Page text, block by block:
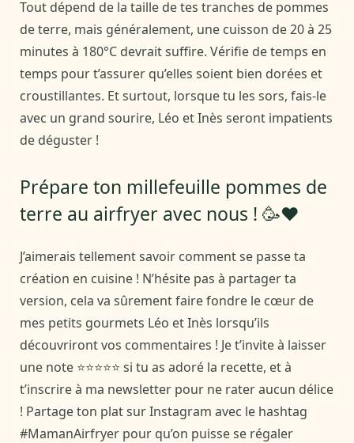
Tout dépend de la taille de tes tranches de pommes
de terre, mais généralement, une cuisson de 20 à 25
minutes à 180°C devrait suffire. Vérifie de temps en
temps pour t’assurer qu’elles soient bien dorées et
croustillantes. Et surtout, lorsque tu les sors, fais-le
avec un grand sourire, Léo et Inès seront impatients
de déguster !
Prépare ton millefeuille pommes de
terre au airfryer avec nous ! 🥳❤️
J’aimerais tellement savoir comment se passe ta
création en cuisine ! N’hésite pas à partager ta
version, cela va sûrement faire fondre le cœur de
mes petits gourmets Léo et Inès lorsqu’ils
découvriront vos commentaires ! Je t’invite à laisser
une note ⭐⭐⭐⭐⭐ si tu as adoré la recette, et à
t’inscrire à ma newsletter pour ne rater aucun délice
! Partage ton plat sur Instagram avec le hashtag
#MamanAirfryer pour qu’on puisse se régaler